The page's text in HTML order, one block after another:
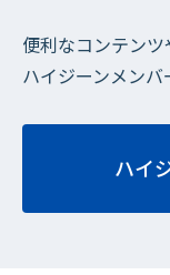
便利なコンテン
ハイジーンメンバ
ハイ